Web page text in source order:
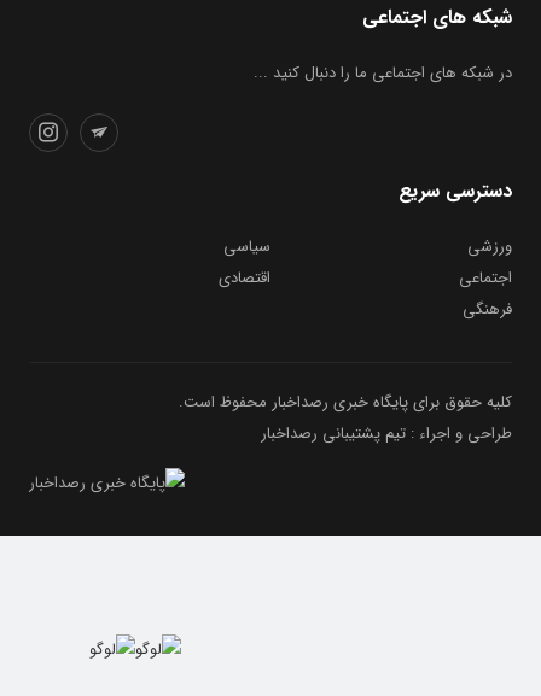
شبکه های اجتماعی
در شبکه های اجتماعی ما را دنبال کنید ...
دسترسی سریع
ورزشی
سیاسی
اجتماعی
اقتصادی
فرهنگی
کلیه حقوق برای پایگاه خبری رصداخبار محفوظ است.
طراحی و اجراء : تیم پشتیبانی رصداخبار